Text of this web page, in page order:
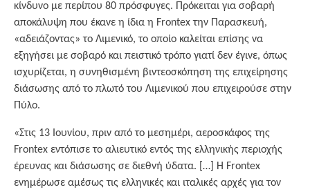
κίνδυνο με περίπου 80 πρόσφυγες. Πρόκειται για σοβαρή
αποκάλυψη που έκανε η ίδια η Frontex την Παρασκευή,
«αδειάζοντας» το Λιμενικό, το οποίο καλείται επίσης να
εξηγήσει με σοβαρό και πειστικό τρόπο γιατί δεν έγινε, όπως
ισχυρίζεται, η συνηθισμένη βιντεοσκόπηση της επιχείρησης
διάσωσης από το πλωτό του Λιμενικού που επιχειρούσε στην
Πύλο.
«Στις 13 Ιουνίου, πριν από το μεσημέρι, αεροσκάφος της
Frontex εντόπισε το αλιευτικό εντός της ελληνικής περιοχής
έρευνας και διάσωσης σε διεθνή ύδατα. […] Η Frontex
ενημέρωσε αμέσως τις ελληνικές και ιταλικές αρχές για τον